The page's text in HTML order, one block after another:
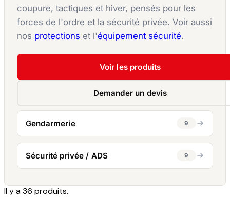
coupure, tactiques et hiver, pensés pour les
forces de l'ordre et la sécurité privée. Voir aussi
nos protections et l'équipement sécurité.
Voir les produits
Demander un devis
Gendarmerie 9
Sécurité privée / ADS 9
Il y a 36 produits.